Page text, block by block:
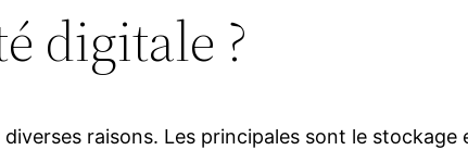
digitale ?
raisons. Les principales sont le